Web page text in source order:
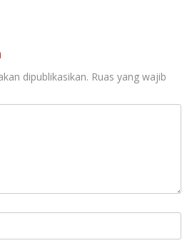
dipublikasikan. Ruas yang wajib